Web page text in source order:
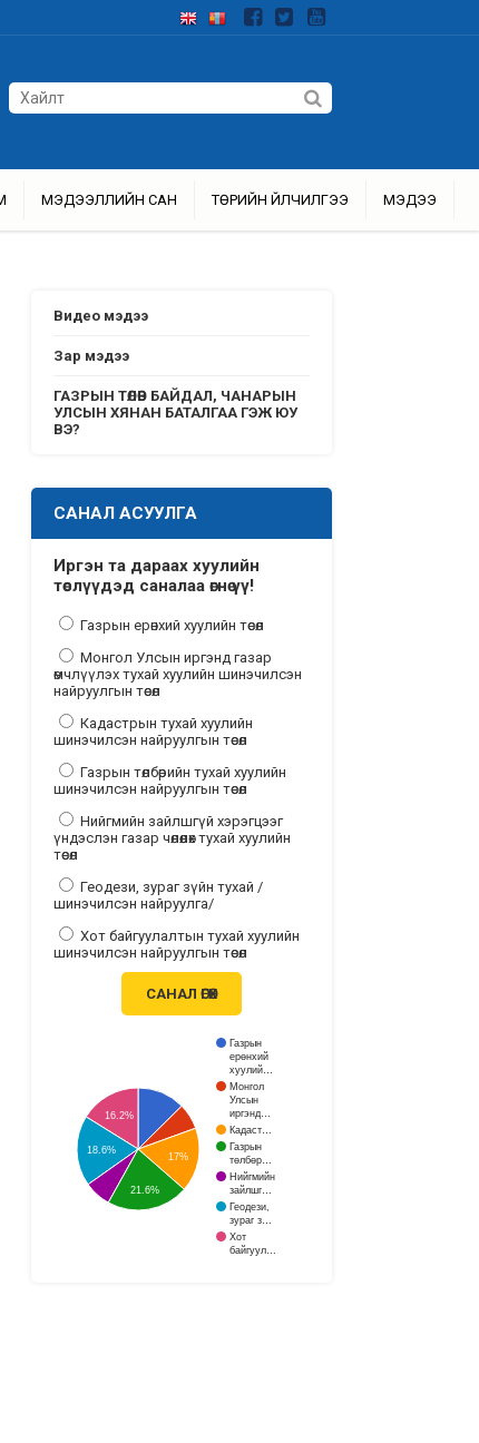
МЭДЭЭЛЛИЙН САН ТӨРИЙН ҮЙЛЧИЛГЭЭ МЭДЭЭ
Видео мэдээ
Зар мэдээ
ГАЗРЫН ТӨЛӨВ БАЙДАЛ, ЧАНАРЫН
УЛСЫН ХЯНАН БАТАЛГАА ГЭЖ ЮУ
ВЭ?
САНАЛ АСУУЛГА
Иргэн та дараах хуулийн
төслүүдэд саналаа өгнө үү!
Газрын ерөнхий хуулийн төсөл
Монгол Улсын иргэнд газар
өмчлүүлэх тухай хуулийн шинэчилсэн
найруулгын төсөл
Кадастрын тухай хуулийн
шинэчилсэн найруулгын төсөл
Газрын төлбөрийн тухай хуулийн
шинэчилсэн найруулгын төсөл
Нийгмийн зайлшгүй хэрэгцээг
үндэслэн газар чөлөөлөх тухай хуулийн
төсөл
Геодези, зураг зүйн тухай /
шинэчилсэн найруулга/
Хот байгуулалтын тухай хуулийн
шинэчилсэн найруулгын төсөл
САНАЛ ӨГӨХ
Газрын
ерөнхий
хуулий…
Монгол
Улсын
иргэнд…
Кадаст…
Газрын
төлбөр…
Нийгмийн
зайлшг…
Геодези,
зураг з…
Хот
байгуул…
17%
16.2%
18.6%
21.6%